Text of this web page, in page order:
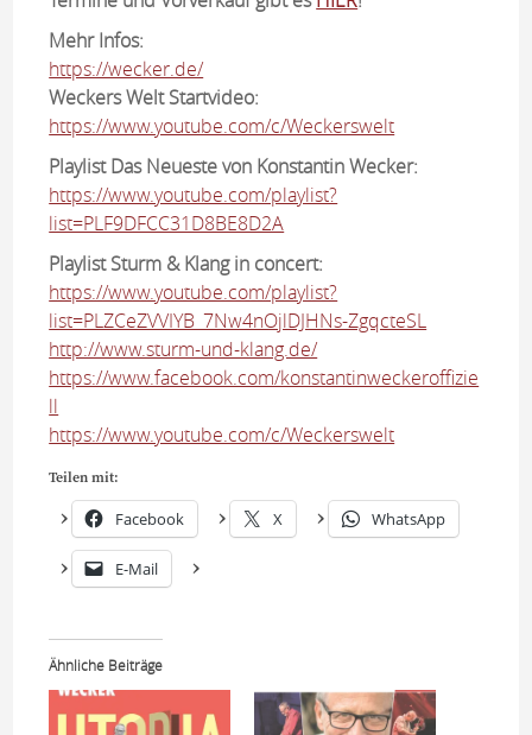
Mehr Infos:
https://wecker.de/
Weckers Welt Startvideo:
https://www.youtube.com/c/Weckerswelt
Playlist Das Neueste von Konstantin Wecker:
https://www.youtube.com/playlist?
list=PLF9DFCC31D8BE8D2A
Playlist Sturm & Klang in concert:
https://www.youtube.com/playlist?
list=PLZCeZVVIYB_7Nw4nOjlDJHNs-ZgqcteSL
http://www.sturm-und-klang.de/
https://www.facebook.com/konstantinweckeroffizie
ll
https://www.youtube.com/c/Weckerswelt
Teilen mit:
Facebook X WhatsApp
E-Mail
Ähnliche Beiträge